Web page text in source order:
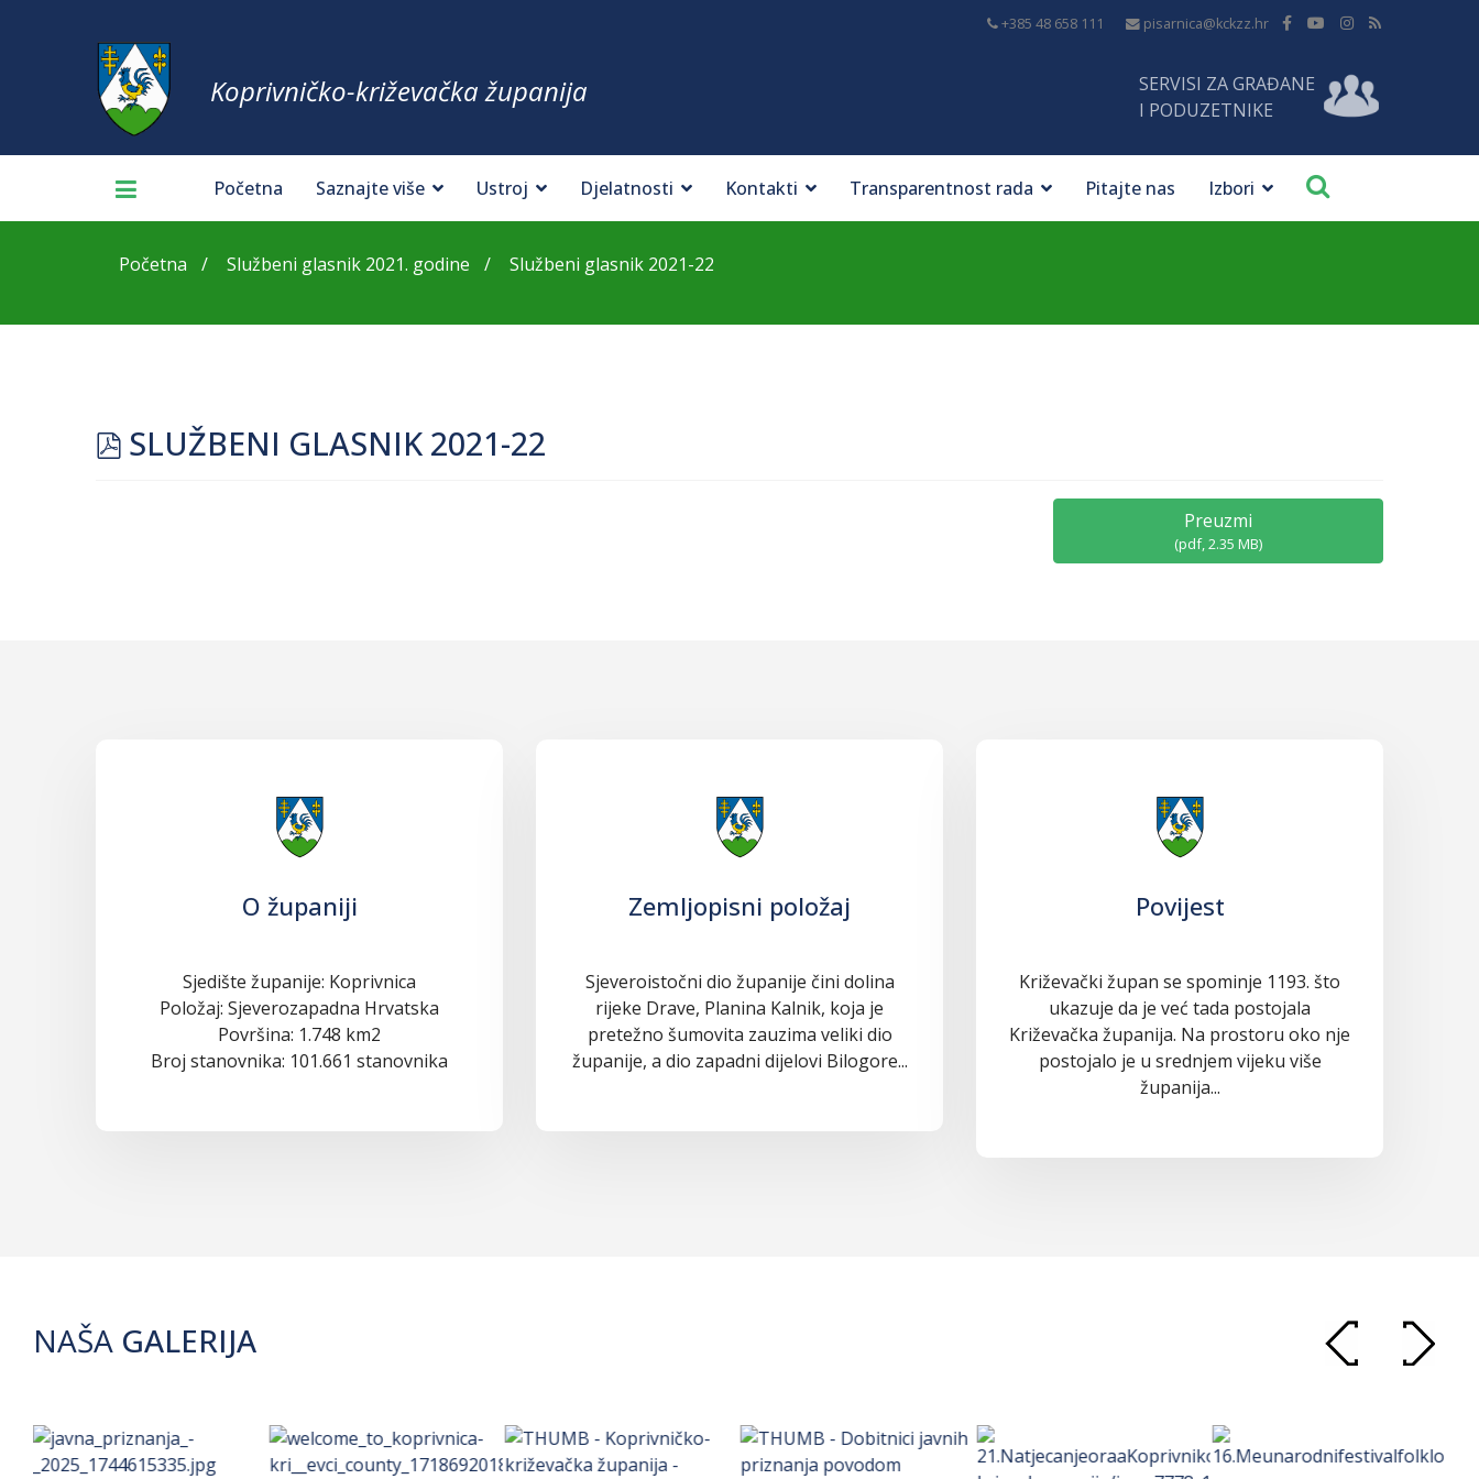
+385 48 658 111 pisarnica@kckzz.hr
Koprivničko-križevačka županija
SERVISI ZA GRAĐANE
I PODUZETNIKE
Početna Saznajte više Ustroj Djelatnosti Kontakti Transparentnost rada Pitajte nas Izbori
Početna Službeni glasnik 2021. godine Službeni glasnik 2021-22
pdf
SLUŽBENI GLASNIK 2021-22
Preuzmi
(pdf,2.35 MB)
O županiji
Sjedište županije: Koprivnica
Položaj: Sjeverozapadna Hrvatska
Površina: 1.748 km2
Broj stanovnika: 101.661 stanovnika
Zemljopisni položaj
Sjeveroistočni dio županije čini dolina
rijeke Drave, Planina Kalnik, koja je
pretežno šumovita zauzima veliki dio
županije, a dio zapadni dijelovi Bilogore...
Povijest
Križevački župan se spominje 1193. što
ukazuje da je već tada postojala
Križevačka županija. Na prostoru oko nje
postojalo je u srednjem vijeku više
županija...
NAŠA GALERIJA